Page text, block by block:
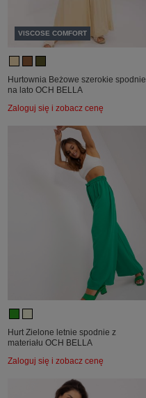
VISCOSE COMFORT
Hurtownia Beżowe szerokie spodnie
na lato OCH BELLA
Zaloguj się i zobacz cenę
Hurt Zielone letnie spodnie z
materiału OCH BELLA
Zaloguj się i zobacz cenę